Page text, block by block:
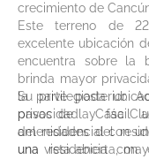
crecimiento de
Este terreno de
excelente ubicación
encuentra sobre la
brinda mayor
la parte posterior.
pasos de la Casa
del residencial con
una vista abierta,
Su privilegiada
privacidad y fácil
amenidades del
una residencia con